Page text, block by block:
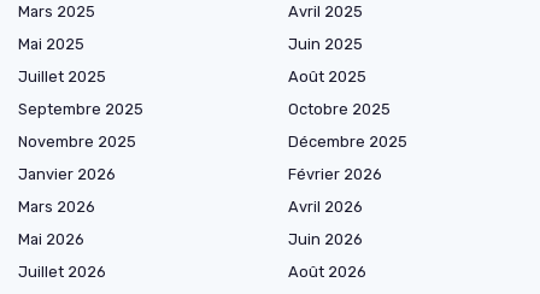
Mars 2025
Avril 2025
Mai 2025
Juin 2025
Juillet 2025
Août 2025
Septembre 2025
Octobre 2025
Novembre 2025
Décembre 2025
Janvier 2026
Février 2026
Mars 2026
Avril 2026
Mai 2026
Juin 2026
Juillet 2026
Août 2026